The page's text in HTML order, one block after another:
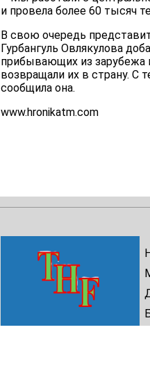
и провела более 60 тысяч
В свою очередь
Гурбангуль Овлякулова
прибывающих из зарубежа
возвращали их в страну. С
сообщила она.
www.hronikatm.com